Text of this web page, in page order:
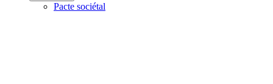
Pacte sociétal